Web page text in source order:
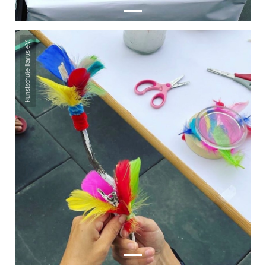
Kunstschule Ikarus e.V.